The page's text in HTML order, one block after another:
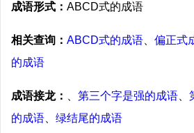
成语形式： ABCD式的成语
相关查询： ABCD式的成语 偏正式
的成语
成语接龙： 第三个字是强的成语
的成语
绿结尾的成语